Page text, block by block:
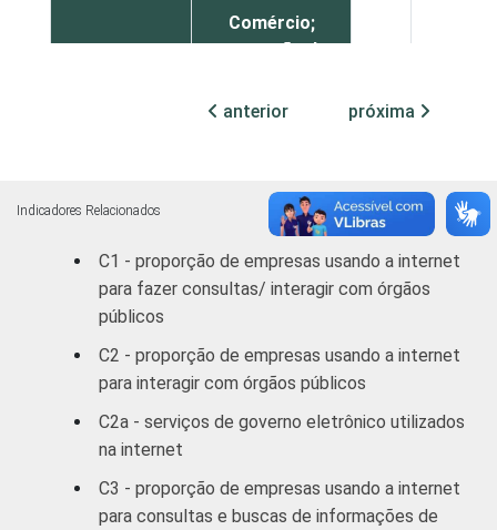
Comércio;
reparação de
automotores,
85
Alojamento e
Alimentação
armazenagem
e
comunicações
91 9
imobiliárias,
aluguéis e
94 6
anterior próxima
Indicadores Relacionados
C1 - proporção de empresas usando a internet
para fazer consultas/ interagir com órgãos
públicos
C2 - proporção de empresas usando a internet
para interagir com órgãos públicos
C2a - serviços de governo eletrônico utilizados
na internet
C3 - proporção de empresas usando a internet
para consultas e buscas de informações de